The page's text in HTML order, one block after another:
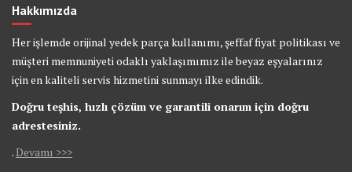
Hakkımızda
Her işlemde orijinal yedek parça kullanımı, şeffaf fiyat politikası ve
müşteri memnuniyeti odaklı yaklaşımımız ile beyaz eşyalarınız
için en kaliteli servis hizmetini sunmayı ilke edindik.
Doğru teşhis, hızlı çözüm ve garantili onarım için doğru
adrestesiniz.
.Devamı >>>